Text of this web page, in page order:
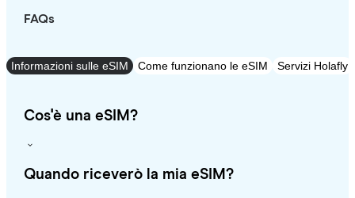
FAQs
Informazioni sulle eSIM Come funzionano le eSIM Servizi Holafly
Cos'è una eSIM?
Quando riceverò la mia eSIM?